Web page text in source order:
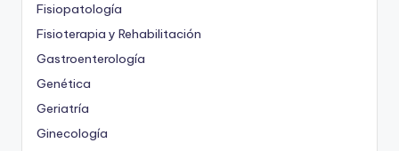
Fisiopatología
Fisioterapia y Rehabilitación
Gastroenterología
Genética
Geriatría
Ginecología